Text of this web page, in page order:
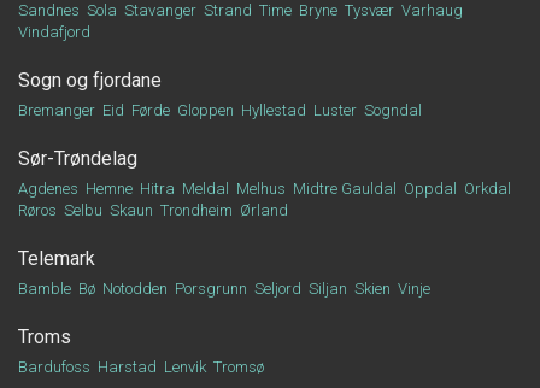
Sandnes Sola Stavanger Strand Time Bryne Tysvær Varhaug
Vindafjord
Sogn og fjordane
Bremanger Eid Førde Gloppen Hyllestad Luster Sogndal
Sør-Trøndelag
Agdenes Hemne Hitra Meldal Melhus Midtre Gauldal Oppdal
Orkdal
Røros Selbu Skaun Trondheim Ørland
Telemark
Bamble Bø Notodden Porsgrunn Seljord Siljan Skien Vinje
Troms
Bardufoss Harstad Lenvik Tromsø